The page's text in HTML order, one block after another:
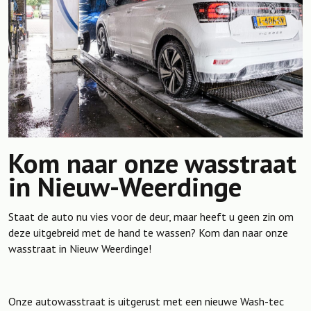
Kom naar onze wasstraat
in Nieuw-Weerdinge
Staat de auto nu vies voor de deur, maar heeft u geen zin om
deze uitgebreid met de hand te wassen? Kom dan naar onze
wasstraat in Nieuw Weerdinge!
Onze autowasstraat is uitgerust met een nieuwe Wash-tec